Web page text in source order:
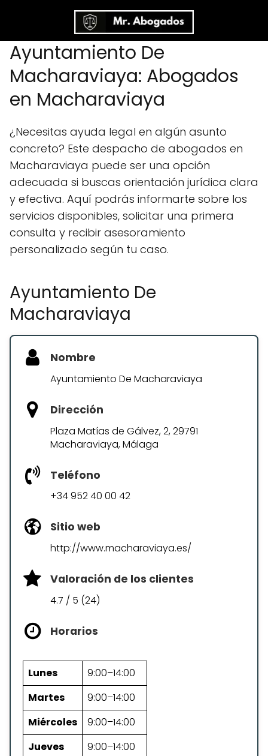
Ayuntamiento De
Macharaviaya: Abogados
en Macharaviaya
¿Necesitas ayuda legal en algún asunto
concreto? Este despacho de abogados en
Macharaviaya puede ser una opción
adecuada si buscas orientación jurídica clara
y efectiva. Aquí podrás informarte sobre los
servicios disponibles, solicitar una primera
consulta y recibir asesoramiento
personalizado según tu caso.
Ayuntamiento De
Macharaviaya
Nombre
Ayuntamiento De Macharaviaya
Dirección
Plaza Matías de Gálvez, 2, 29791
Macharaviaya, Málaga
Teléfono
+34 952 40 00 42
Sitio web
http://www.macharaviaya.es/
Valoración de los clientes
4.7 / 5 (24)
Horarios
Lunes
9:00–14:00
Martes
9:00–14:00
Miércoles
9:00–14:00
Jueves
9:00–14:00